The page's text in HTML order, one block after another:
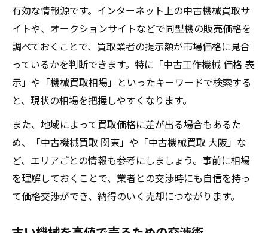
有効な情報源です。インターネット上の中古機械買取サ
イトや、オークションサイトなどで同型機の販売価格を
調べておくことで、買取業者の提示額が市場価格に見合
っているかを判断できます。特に「中古工作機械 価格 表
示」や「機械買取相場」といったキーワードで検索する
と、現状の相場を把握しやすくなります。
また、地域によって買取価格に差が出る場合もあるた
め、「中古機械買取 関東」や「中古機械買取 大阪」な
ど、エリアごとの情報も参考にしましょう。事前に相場
を理解しておくことで、業者との交渉時にも自信を持っ
て価格交渉ができ、納得のいく売却につながります。